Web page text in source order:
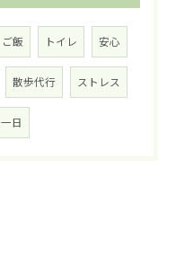
ご飯 トイレ 安心
散歩代行 ストレス
一日